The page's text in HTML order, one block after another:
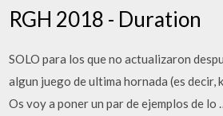
RGH 2018 - Duration
SOLO para los que no actualizaron
algun juego de ultima hornada (es
Os voy a poner un par de ejemplos de